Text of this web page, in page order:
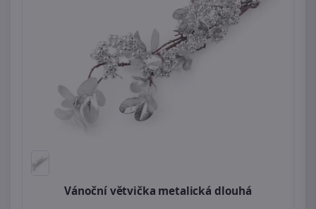
Vánoční větvička metalická dlouhá